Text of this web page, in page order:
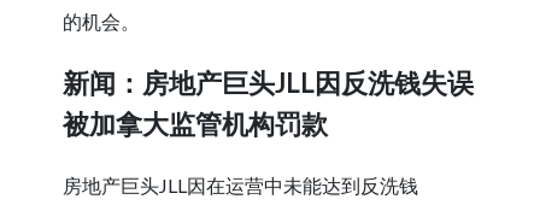
的机会。
新闻：房地产巨头JLL因反洗钱失误
被加拿大监管机构罚款
房地产巨头JLL因在运营中未能达到反洗钱